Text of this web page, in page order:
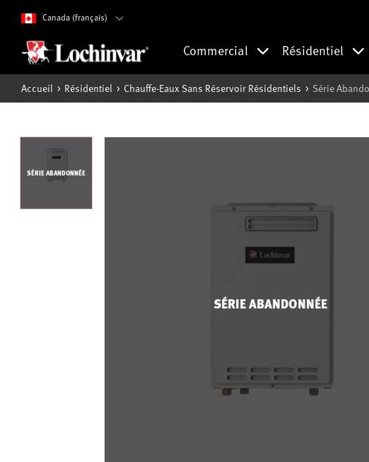
Canada (français)
Commercial Résidentiel
Accueil Résidentiel Chauffe-Eaux Sans Réservoir Résidentiels Série
SÉRIE ABANDONNÉE
SÉRIE ABANDONNÉE